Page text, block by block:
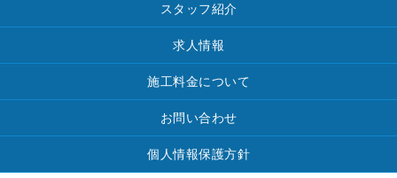
スタッフ紹介
求人情報
施工料金について
お問い合わせ
個人情報保護方針